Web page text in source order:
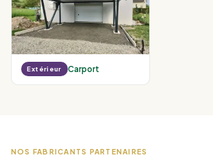
Extérieur Carport
NOS FABRICANTS PARTENAIRES